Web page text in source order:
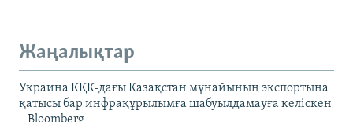
Жаңалықтар
Украина КҚК-дағы Қазақстан мұнайының экспортына
қатысы бар инфрақұрылымға шабуылдамауға келіскен